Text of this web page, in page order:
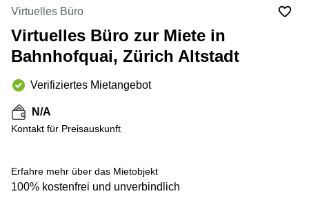
Lausanne
Coworking
Genf
Bern
Coworking
Winterthur
Zürich
Büro
40 Zürich
Gotthardstrasse
26 Zug
28 Zug
Gubelstrasse
12 Zug
Strasse
6/8 Zug
Virtuelles Büro
Virtuelles Büro zur Miete in
Bahnhofquai, Zürich Altstadt
Verifiziertes Mietangebot
N/A
Kontakt für Preisauskunft
Erfahre mehr über das Mietobjekt
100% kostenfrei und unverbindlich